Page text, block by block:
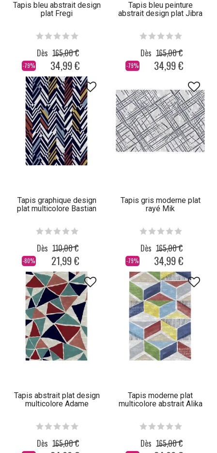
Tapis bleu abstrait design
plat Fregi
-79%
Dès 165,00 €
34,99 €
Tapis bleu peinture
abstrait design plat Jibra
-79%
Dès 165,00 €
34,99 €
Tapis graphique design
plat multicolore Bastian
-80%
Dès 110,00 €
21,99 €
Tapis gris moderne plat
rayé Mik
-79%
Dès 165,00 €
34,99 €
Tapis abstrait plat design
multicolore Adame
Dès 165,00 €
Tapis moderne plat
multicolore abstrait Alika
Dès 165,00 €